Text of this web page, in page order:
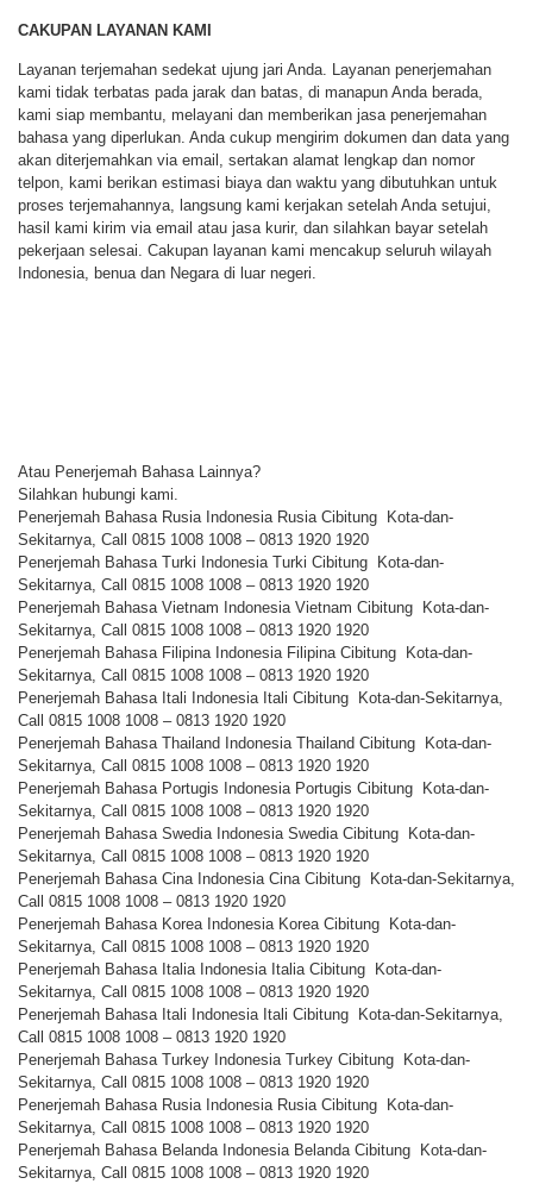
CAKUPAN LAYANAN KAMI
Layanan terjemahan sedekat ujung jari Anda. Layanan penerjemahan
kami tidak terbatas pada jarak dan batas, di manapun Anda berada,
kami siap membantu, melayani dan memberikan jasa penerjemahan
bahasa yang diperlukan. Anda cukup mengirim dokumen dan data yang
akan diterjemahkan via email, sertakan alamat lengkap dan nomor
telpon, kami berikan estimasi biaya dan waktu yang dibutuhkan untuk
proses terjemahannya, langsung kami kerjakan setelah Anda setujui,
hasil kami kirim via email atau jasa kurir, dan silahkan bayar setelah
pekerjaan selesai. Cakupan layanan kami mencakup seluruh wilayah
Indonesia, benua dan Negara di luar negeri.
Atau Penerjemah Bahasa Lainnya?
Silahkan hubungi kami.
Penerjemah Bahasa Rusia Indonesia Rusia Cibitung Kota-dan-
Sekitarnya, Call 0815 1008 1008 – 0813 1920 1920
Penerjemah Bahasa Turki Indonesia Turki Cibitung Kota-dan-
Sekitarnya, Call 0815 1008 1008 – 0813 1920 1920
Penerjemah Bahasa Vietnam Indonesia Vietnam Cibitung Kota-dan-
Sekitarnya, Call 0815 1008 1008 – 0813 1920 1920
Penerjemah Bahasa Filipina Indonesia Filipina Cibitung Kota-dan-
Sekitarnya, Call 0815 1008 1008 – 0813 1920 1920
Penerjemah Bahasa Itali Indonesia Itali Cibitung Kota-dan-Sekitarnya,
Call 0815 1008 1008 – 0813 1920 1920
Penerjemah Bahasa Thailand Indonesia Thailand Cibitung Kota-dan-
Sekitarnya, Call 0815 1008 1008 – 0813 1920 1920
Penerjemah Bahasa Portugis Indonesia Portugis Cibitung Kota-dan-
Sekitarnya, Call 0815 1008 1008 – 0813 1920 1920
Penerjemah Bahasa Swedia Indonesia Swedia Cibitung Kota-dan-
Sekitarnya, Call 0815 1008 1008 – 0813 1920 1920
Penerjemah Bahasa Cina Indonesia Cina Cibitung Kota-dan-Sekitarnya,
Call 0815 1008 1008 – 0813 1920 1920
Penerjemah Bahasa Korea Indonesia Korea Cibitung Kota-dan-
Sekitarnya, Call 0815 1008 1008 – 0813 1920 1920
Penerjemah Bahasa Italia Indonesia Italia Cibitung Kota-dan-
Sekitarnya, Call 0815 1008 1008 – 0813 1920 1920
Penerjemah Bahasa Itali Indonesia Itali Cibitung Kota-dan-Sekitarnya,
Call 0815 1008 1008 – 0813 1920 1920
Penerjemah Bahasa Turkey Indonesia Turkey Cibitung Kota-dan-
Sekitarnya, Call 0815 1008 1008 – 0813 1920 1920
Penerjemah Bahasa Rusia Indonesia Rusia Cibitung Kota-dan-
Sekitarnya, Call 0815 1008 1008 – 0813 1920 1920
Penerjemah Bahasa Belanda Indonesia Belanda Cibitung Kota-dan-
Sekitarnya, Call 0815 1008 1008 – 0813 1920 1920